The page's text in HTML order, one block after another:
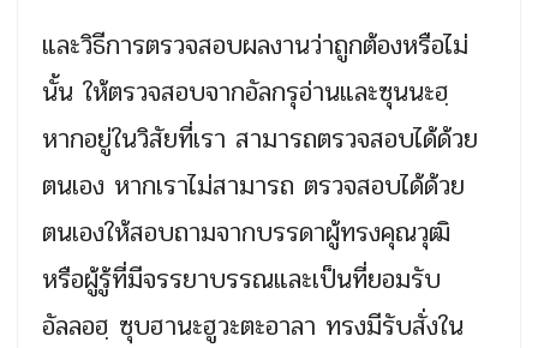
และวิธีการตรวจสอบผลงานว่าถูกต้องหรือไม่
นั้น ให้ตรวจสอบจากอัลกรุอ่านและซุนนะฮฺ
หากอยู่ในวิสัยที่เรา สามารถตรวจสอบได้ด้วย
ตนเอง หากเราไม่สามารถ ตรวจสอบได้ด้วย
ตนเองให้สอบถามจากบรรดาผู้ทรงคุณวุฒิ
หรือผู้รู้ที่มีจรรยาบรรณและเป็นที่ยอมรับ
อัลลอฮฺ ซุบฮานะฮูวะตะอาลา ทรงมีรับสั่งใน